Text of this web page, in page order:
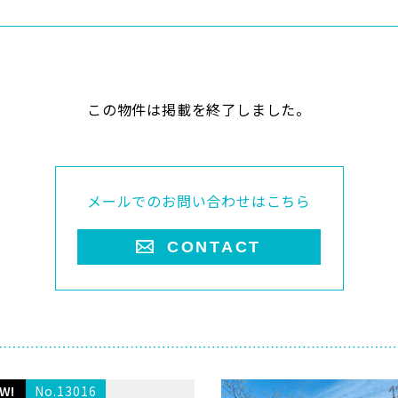
この物件は掲載を終了しました。
メールでのお問い合わせはこちら
CONTACT
No.13016